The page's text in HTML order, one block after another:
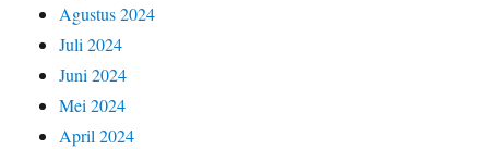
Agustus 2024
Juli 2024
Juni 2024
Mei 2024
April 2024